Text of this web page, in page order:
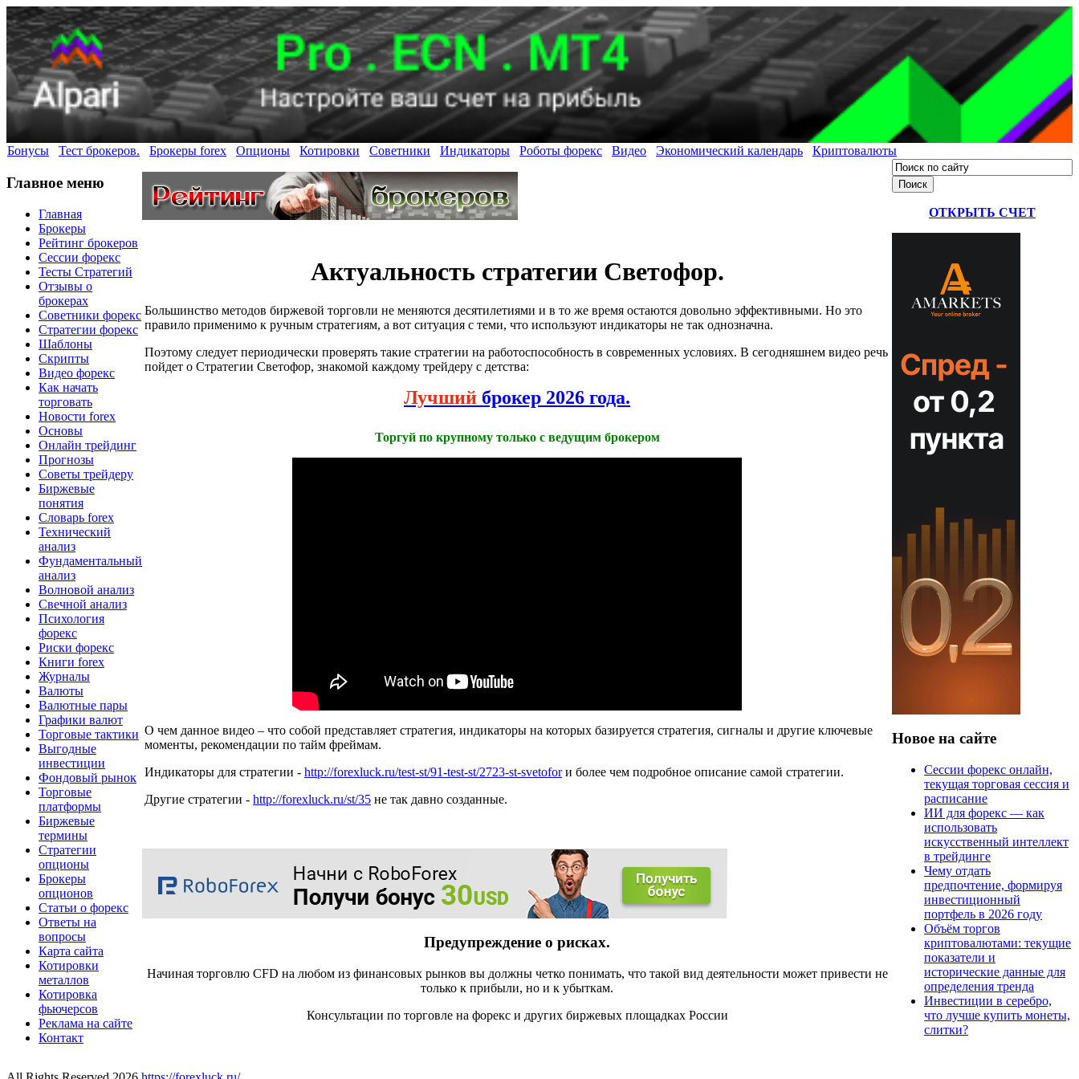
Бонусы Тест брокеров. Брокеры forex Опционы Котировки Советники Индикаторы Роботы форекс Видео Экономический календарь Криптовалюты
Главное меню
Главная
Брокеры
Рейтинг брокеров
Сессии форекс
Тесты Стратегий
Отзывы о
брокерах
Советники форекс
Стратегии форекс
Шаблоны
Скрипты
Видео форекс
Как начать
торговать
Новости forex
Основы
Онлайн трейдинг
Прогнозы
Советы трейдеру
Биржевые
понятия
Словарь forex
Технический
анализ
Фундаментальный
анализ
Волновой анализ
Свечной анализ
Психология
форекс
Риски форекс
Книги forex
Журналы
Валюты
Валютные пары
Графики валют
Торговые тактики
Выгодные
инвестиции
Фондовый рынок
Торговые
платформы
Биржевые
термины
Стратегии
опционы
Брокеры
опционов
Статьи о форекс
Ответы на
вопросы
Карта сайта
Котировки
металлов
Котировка
фьючерсов
Реклама на сайте
Контакт
Актуальность стратегии Светофор.
Большинство методов биржевой торговли не меняются десятилетиями и в то же время остаются довольно эффективными. Но это
правило применимо к ручным стратегиям, а вот ситуация с теми, что используют индикаторы не так однозначна.
Поэтому следует периодически проверять такие стратегии на работоспособность в современных условиях. В сегодняшнем видео речь
пойдет о Стратегии Светофор, знакомой каждому трейдеру с детства:
Лучший брокер 2026 года.
Торгуй по крупному только с ведущим брокером
О чем данное видео – что собой представляет стратегия, индикаторы на которых базируется стратегия, сигналы и другие ключевые
моменты, рекомендации по тайм фреймам.
Индикаторы для стратегии - http://forexluck.ru/test-st/91-test-st/2723-st-svetoforи более чем подробное описание самой стратегии.
Другие стратегии - http://forexluck.ru/st/35 не так давно созданные.
Предупреждение о рисках.
Начиная торговлю CFD на любом из финансовых рынков вы должны четко понимать, что такой вид деятельности может привести не
только к прибыли, но и к убыткам.
Консультации по торговле на форекс и других биржевых площадках России
ОТКРЫТЬ СЧЕТ
Новое на сайте
Сессии форекс онлайн,
текущая торговая сессия и
расписание
ИИ для форекс — как
использовать
искусственный интеллект
в трейдинге
Чему отдать
предпочтение, формируя
инвестиционный
портфель в 2026 году
Объём торгов
криптовалютами: текущие
показатели и
исторические данные для
определения тренда
Инвестиции в серебро,
что лучше купить монеты,
слитки?